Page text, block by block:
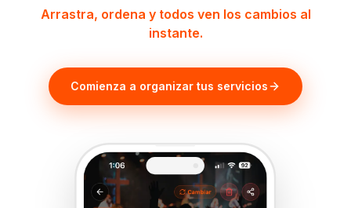
Arrastra, ordena y todos ven los cambios al
instante.
Comienza a organizar tus servicios